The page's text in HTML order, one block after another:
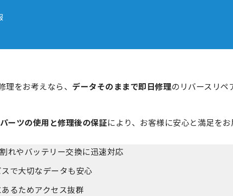
をお考えなら、 データそのままで即日修理のリバースリペ
ーツの使用と修理後の保証により、お客様に安心と満足をお
れやバッテリー交換に迅速対応
で大切なデータも安心
るためアクセス抜群